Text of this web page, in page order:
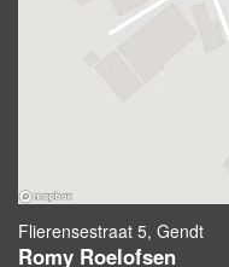
Flierensestraat 5, Gendt
Romy Roelofsen